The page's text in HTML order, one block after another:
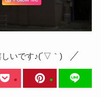
いです♪(´▽｀)